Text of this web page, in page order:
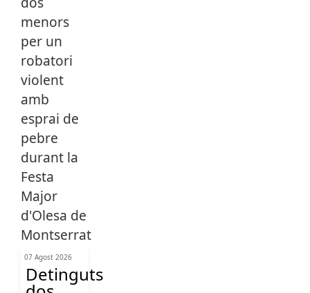
07 Agost 2026
Detinguts